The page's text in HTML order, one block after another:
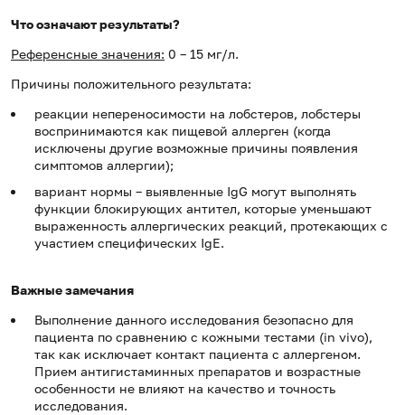
Что означают результаты?
Референсные значения: 0 – 15 мг/л.
Причины положительного результата:
реакции непереносимости на лобстеров, лобстеры
воспринимаются как пищевой аллерген (когда
исключены другие возможные причины появления
симптомов аллергии);
вариант нормы – выявленные IgG могут выполнять
функции блокирующих антител, которые уменьшают
выраженность аллергических реакций, протекающих с
участием специфических IgE.
Важные замечания
Выполнение данного исследования безопасно для
пациента по сравнению с кожными тестами (in vivo),
так как исключает контакт пациента с аллергеном.
Прием антигистаминных препаратов и возрастные
особенности не влияют на качество и точность
исследования.